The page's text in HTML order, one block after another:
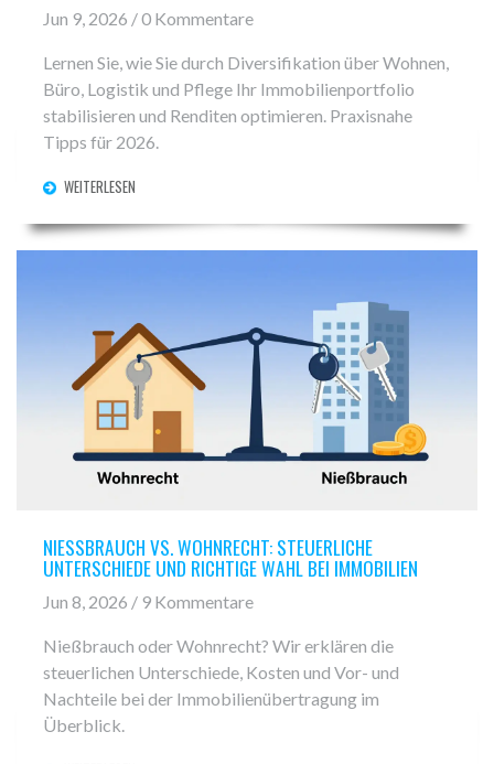
Jun 9, 2026 / 0 Kommentare
Lernen Sie, wie Sie durch Diversifikation über Wohnen,
Büro, Logistik und Pflege Ihr Immobilienportfolio
stabilisieren und Renditen optimieren. Praxisnahe
Tipps für 2026.
WEITERLESEN
NIESSBRAUCH VS. WOHNRECHT: STEUERLICHE U
NTERSCHIEDE UND RICHTIGE WAHL BEI IMMOBILIEN
Jun 8, 2026 / 9 Kommentare
Nießbrauch oder Wohnrecht? Wir erklären die
steuerlichen Unterschiede, Kosten und Vor- und
Nachteile bei der Immobilienübertragung im
Überblick.